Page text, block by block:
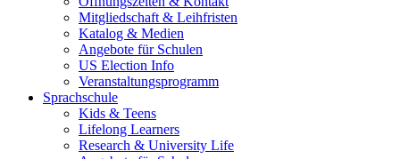
Mitgliedschaft & Leihfristen
Katalog & Medien
Angebote für Schulen
US Election Info
Veranstaltungsprogramm
Sprachschule
Kids & Teens
Lifelong Learners
Research & University Life